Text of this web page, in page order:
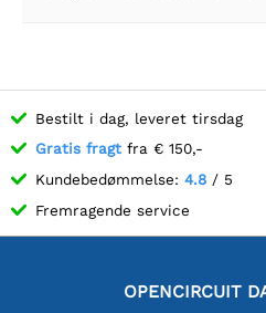
Bestilt i dag, leveret tirsdag
Gratis fragt fra € 150,-
Kundebedømmelse: 4.8 / 5
Fremragende service
OPENCIRCUIT